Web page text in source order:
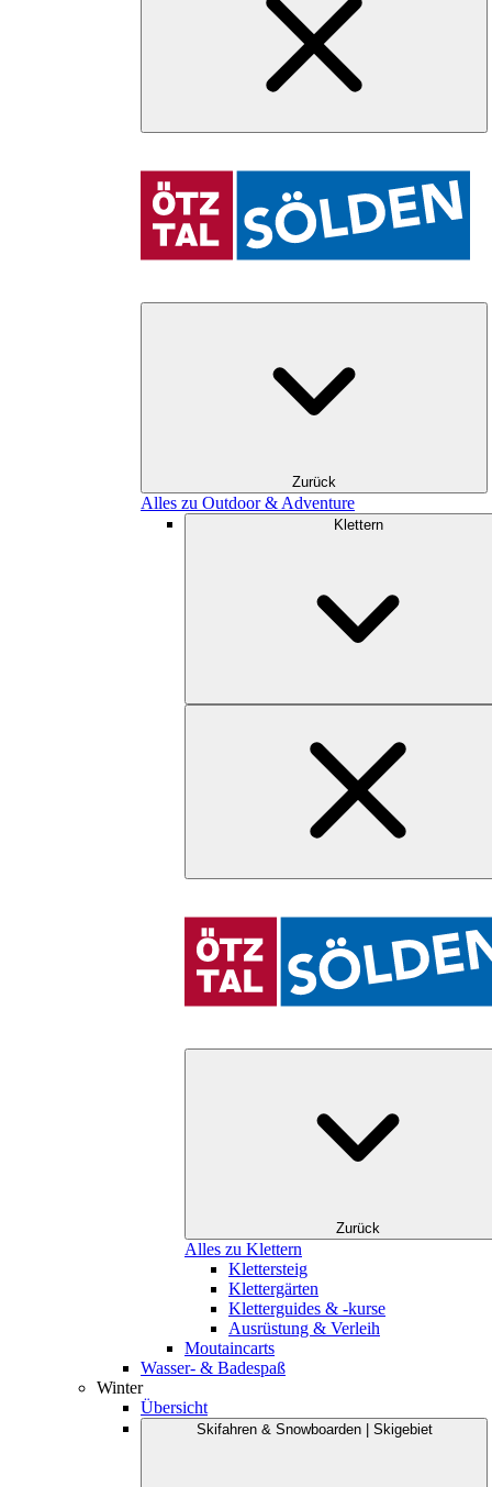
Zurück
Alles zu Outdoor & Adventure
Klettern
Zurück
Alles zu Klettern
Klettersteig
Klettergärten
Kletterguides & -kurse
Ausrüstung & Verleih
Moutaincarts
Wasser- & Badespaß
Winter
Übersicht
Skifahren & Snowboarden | Skigebiet